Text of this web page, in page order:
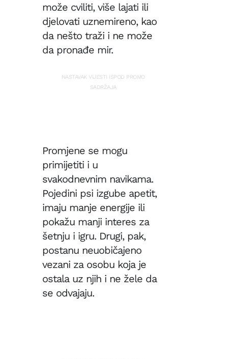
može cviliti, više lajati ili
djelovati uznemireno, kao
da nešto traži i ne može
da pronađe mir.
NASTAVAK VIJESTI ISPOD PROMO
SADRŽAJA
Promjene se mogu
primijetiti i u
svakodnevnim navikama.
Pojedini psi izgube apetit,
imaju manje energije ili
pokažu manji interes za
šetnju i igru. Drugi, pak,
postanu neuobičajeno
vezani za osobu koja je
ostala uz njih i ne žele da
se odvajaju.